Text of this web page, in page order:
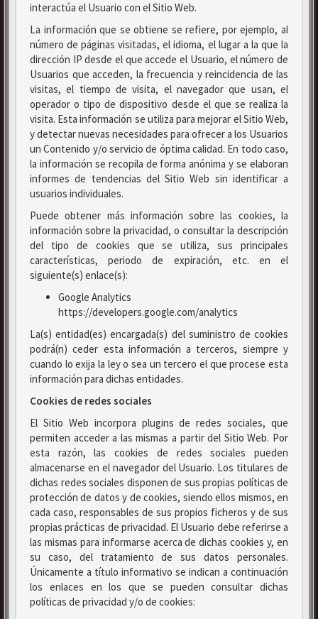
interactúa el Usuario con el Sitio Web.
La información que se obtiene se refiere, por ejemplo, al
número de páginas visitadas, el idioma, el lugar a la que la
dirección IP desde el que accede el Usuario, el número de
Usuarios que acceden, la frecuencia y reincidencia de las
visitas, el tiempo de visita, el navegador que usan, el
operador o tipo de dispositivo desde el que se realiza la
visita. Esta información se utiliza para mejorar el Sitio Web,
y detectar nuevas necesidades para ofrecer a los Usuarios
un Contenido y/o servicio de óptima calidad. En todo caso,
la información se recopila de forma anónima y se elaboran
informes de tendencias del Sitio Web sin identificar a
usuarios individuales.
Puede obtener más información sobre las cookies, la
información sobre la privacidad, o consultar la descripción
del tipo de cookies que se utiliza, sus principales
características, periodo de expiración, etc. en el
siguiente(s) enlace(s):
Google Analytics
https://developers.google.com/analytics
La(s) entidad(es) encargada(s) del suministro de cookies
podrá(n) ceder esta información a terceros, siempre y
cuando lo exija la ley o sea un tercero el que procese esta
información para dichas entidades.
Cookies de redes sociales
El Sitio Web incorpora plugins de redes sociales, que
permiten acceder a las mismas a partir del Sitio Web. Por
esta razón, las cookies de redes sociales pueden
almacenarse en el navegador del Usuario. Los titulares de
dichas redes sociales disponen de sus propias políticas de
protección de datos y de cookies, siendo ellos mismos, en
cada caso, responsables de sus propios ficheros y de sus
propias prácticas de privacidad. El Usuario debe referirse a
las mismas para informarse acerca de dichas cookies y, en
su caso, del tratamiento de sus datos personales.
Únicamente a título informativo se indican a continuación
los enlaces en los que se pueden consultar dichas
políticas de privacidad y/o de cookies: